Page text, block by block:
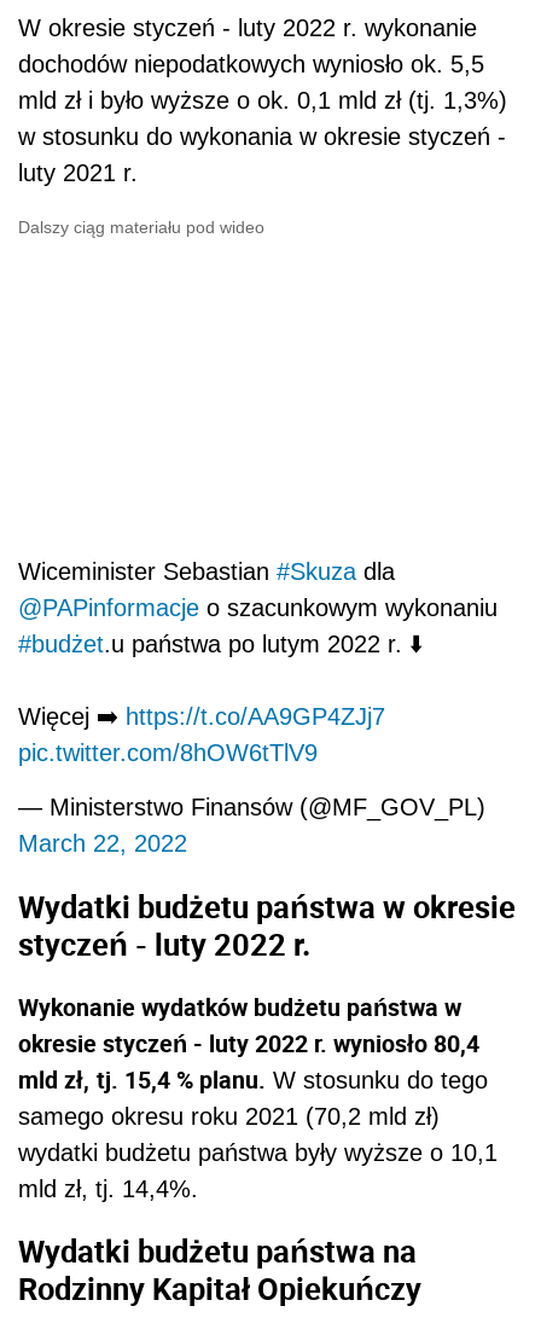
W okresie styczeń - luty 2022 r. wykonanie
dochodów niepodatkowych wyniosło ok. 5,5
mld zł i było wyższe o ok. 0,1 mld zł (tj. 1,3%)
w stosunku do wykonania w okresie styczeń -
luty 2021 r.
Dalszy ciąg materiału pod wideo
Wiceminister Sebastian #Skuza dla
@PAPinformacje o szacunkowym wykonaniu
#budżet.u państwa po lutym 2022 r. ⬇️
Więcej ➡️ https://t.co/AA9GP4ZJj7
pic.twitter.com/8hOW6tTlV9
— Ministerstwo Finansów (@MF_GOV_PL)
March 22, 2022
Wydatki budżetu państwa w okresie
styczeń - luty 2022 r.
Wykonanie wydatków budżetu państwa w
okresie styczeń - luty 2022 r. wyniosło 80,4
mld zł, tj. 15,4 % planu. W stosunku do tego
samego okresu roku 2021 (70,2 mld zł)
wydatki budżetu państwa były wyższe o 10,1
mld zł, tj. 14,4%.
Wydatki budżetu państwa na
Rodzinny Kapitał Opiekuńczy